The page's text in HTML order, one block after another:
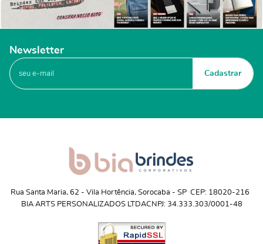
Newsletter
Cadastrar
Rua Santa Maria, 62 - Vila Hortência, Sorocaba - SP CEP: 18020-216
BIA ARTS PERSONALIZADOS LTDACNPJ: 34.333.303/0001-48